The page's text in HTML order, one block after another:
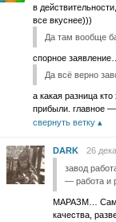
в
все вкуснее)))
Да там вообще
спорное
Да всё верно
а какая разница
прибыли. главное —
свернуть ветку
DARK
26
завод
— работа и
МАРАЗМ… Сам
качества,